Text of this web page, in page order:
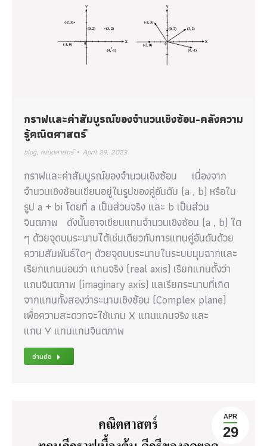
กราฟเเละค่าสัมบูรณ์ของจำนวนเชิงซ้อน-คลังความ
รู้คณิตศาสตร์
blog, คณิตศาสตร์ April 29, 2023
กราฟเเละค่าสัมบูรณ์ของจำนวนเชิงซ้อน เนื่องจาก
จำนวนเชิงซ้อนเขียนอยู่ในรูปของคู่อันดับ (a , b) หรือใน
รูป a + bi โดยที่ a เป็นส่วนจริง และ b เป็นส่วน
จินตภาพ ดังนั้นอาจเขียนแทนจำนวนเชิงซ้อน (a , b) ใด
ๆ ด้วยจุดบนระนาบได้เช่นเดียวกับการแทนคู่อันดับด้วย
ความสัมพันธ์ใดๆ ด้วยจุดบนระนาบในระบบมุมฉากและ
เรียกแกนนอนว่า แกนจริง (real axis) เรียกแกนตั้งว่า
แกนจินตภาพ (imaginary axis) แลเรียกระนาบที่เกิด
จากแกนทั้งสองว่าระนาบเชิงซ้อน (Complex plane)
เพื่อความสะดวกจะใช้แกน X แทนแกนจริง และ
แกน Y แทนแกนจินตภาพ
อ่านต่อ
APR
29